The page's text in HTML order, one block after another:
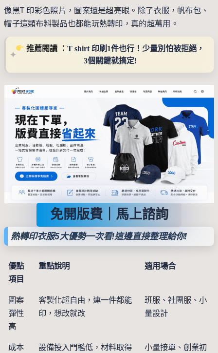
像黑T 印彩色照片，圖案還是超亮眼。除了衣服，帆布包、
帽子這類布料製品也都能玩熱轉印，真的超萬用。
推薦閱讀 ：T shirt 印刷1件也行！少量別怕被拒絕，
3個關鍵就搞定!
免開版費｜馬上諮詢
熱轉印衣服5大優勢一次看!這邊直接整理給你!
優點
項目
重點說明 適用場合
圖案
彈性
高
客製化超自由，連一件都能
印，想改就改
班服、社團服、小
量設計
成本
設備投入門檻低，材料取得
小量接單、創業初